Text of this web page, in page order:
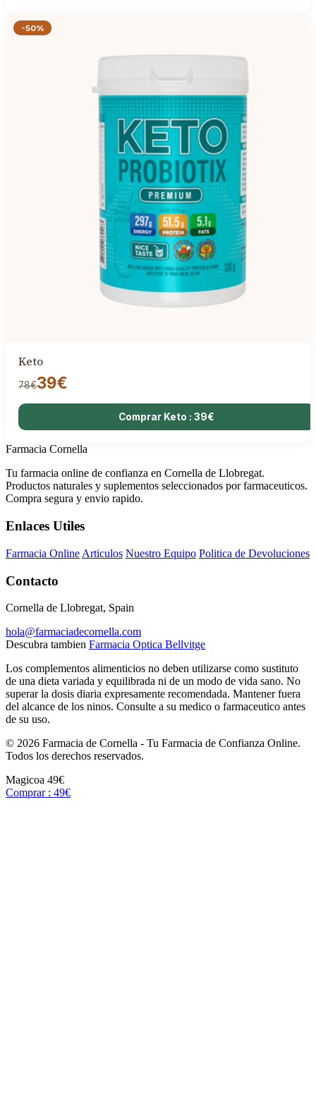
-50%
Keto
78€39€
Comprar Keto : 39€
Farmacia Cornella
Tu farmacia online de confianza en Cornella de Llobregat.
Productos naturales y suplementos seleccionados por farmaceuticos.
Compra segura y envio rapido.
Enlaces Utiles
Farmacia Online Articulos Nuestro Equipo Politica de Devoluciones
Contacto
Cornella de Llobregat, Spain
hola@farmaciadecornella.com
Descubra tambien Farmacia Optica Bellvitge
Los complementos alimenticios no deben utilizarse como sustituto
de una dieta variada y equilibrada ni de un modo de vida sano. No
superar la dosis diaria expresamente recomendada. Mantener fuera
del alcance de los ninos. Consulte a su medico o farmaceutico antes
de su uso.
© 2026 Farmacia de Cornella - Tu Farmacia de Confianza Online.
Todos los derechos reservados.
Magicoa 49€
Comprar : 49€